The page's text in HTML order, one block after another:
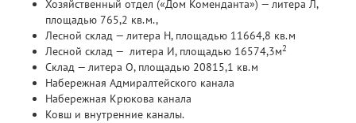
Хозяйственный отдел («Дом Коменданта») — литера Л,
площадью 765,2 кв.м.,
Лесной склад — литера Н, площадью 11664,8 кв.м
Лесной склад — литера И, площадью 16574,3м2
Склад — литера О, площадью 20815,1 кв.м
Набережная Адмиралтейского канала
Набережная Крюкова канала
Ковш и внутренние каналы.